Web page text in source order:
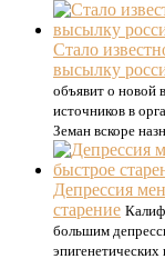
Стало
высылку
объявит о новой
источников в
Земан вскоре
Депрессия
старение
большим